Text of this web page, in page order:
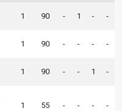
1 90 - 1 - -
1 90 - - - -
1 90 - - 1 -
1 55 - - - -